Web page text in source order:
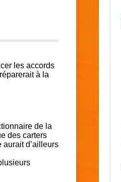
les accords
à la
de la
des carters
aurait d’ailleurs